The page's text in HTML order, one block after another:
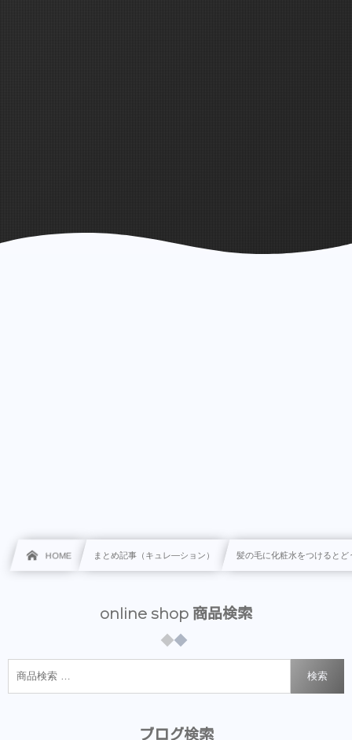
HOME まとめ記事（キュレ―ション） 髪の毛に化粧水をつけるとど
online shop 商品検索
検索
ブログ検索